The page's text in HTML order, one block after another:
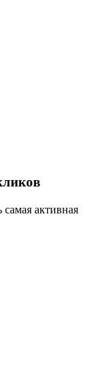
самая активная